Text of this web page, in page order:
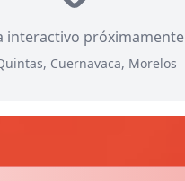
interactivo próximamente
Cuernavaca, Morelos